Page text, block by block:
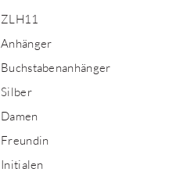
ZLH11
Anhänger
Buchstabenanhänger
Silber
Damen
Freundin
Initialen